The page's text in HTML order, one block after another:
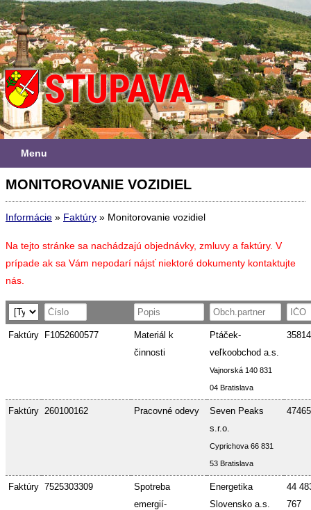
Menu
MONITOROVANIE VOZIDIEL
Informácie » Faktúry » Monitorovanie vozidiel
Na tejto stránke sa nachádzajú objednávky, zmluvy a faktúry. V
prípade ak sa Vám nepodarí nájsť niektoré dokumenty kontaktujte
nás.
Faktúry F1052600577
Materiál k
činnosti
Ptáček-
veľkoobchod a.s.
Vajnorská 140 831
04 Bratislava
Faktúry 260100162 Pracovné odevy
Seven Peaks
s.r.o.
Cyprichova 66 831
53 Bratislava
Faktúry 7525303309
Spotreba
emergií-
Energetika
Slovensko a.s.
44
767